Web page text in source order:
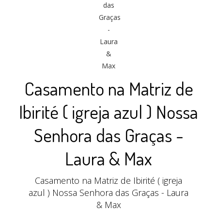
Casamento na Matriz de
Ibirité ( igreja azul ) Nossa
Senhora das Graças -
Laura & Max
Casamento na Matriz de Ibirité ( igreja
azul ) Nossa Senhora das Graças - Laura
& Max